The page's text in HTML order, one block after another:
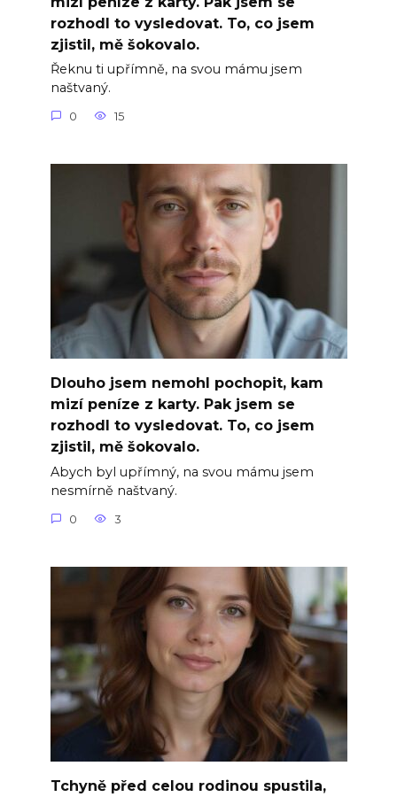
rozhodl to vysledovat. To, co jsem
zjistil, mě šokovalo.
Řeknu ti upřímně, na svou mámu jsem
naštvaný.
0 15
Dlouho jsem nemohl pochopit, kam
mizí peníze z karty. Pak jsem se
rozhodl to vysledovat. To, co jsem
zjistil, mě šokovalo.
Abych byl upřímný, na svou mámu jsem
nesmírně naštvaný.
0 3
Tchyně před celou rodinou spustila,